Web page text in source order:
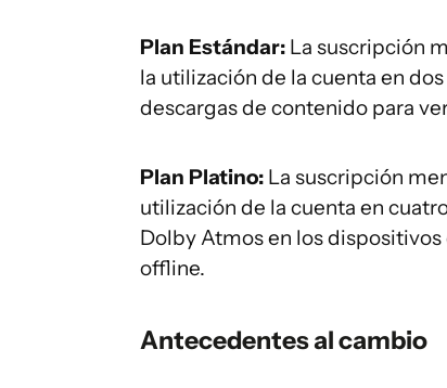
Plan Estándar: La suscripción
la utilización de la cuenta en
descargas de contenido para
Plan Platino: La suscripción
utilización de la cuenta en
Dolby Atmos en los
offline.
Antecedentes al cambio